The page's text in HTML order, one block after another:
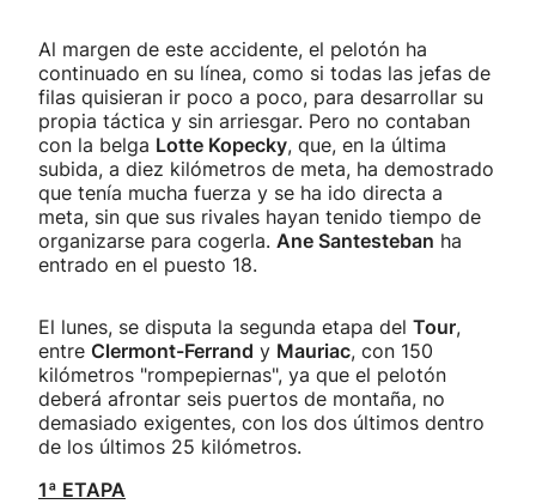
Al margen de este accidente, el pelotón ha
continuado en su línea, como si todas las jefas de
filas quisieran ir poco a poco, para desarrollar su
propia táctica y sin arriesgar. Pero no contaban
con la belga Lotte Kopecky, que, en la última
subida, a diez kilómetros de meta, ha demostrado
que tenía mucha fuerza y se ha ido directa a
meta, sin que sus rivales hayan tenido tiempo de
organizarse para cogerla. Ane Santesteban ha
entrado en el puesto 18.
El lunes, se disputa la segunda etapa del Tour,
entre Clermont-Ferrand y Mauriac, con 150
kilómetros "rompepiernas", ya que el pelotón
deberá afrontar seis puertos de montaña, no
demasiado exigentes, con los dos últimos dentro
de los últimos 25 kilómetros.
1ª ETAPA